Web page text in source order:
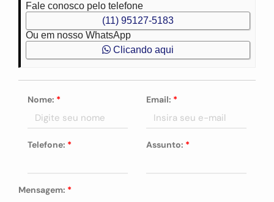
Fale conosco pelo telefone
(11) 95127-5183
Ou em nosso WhatsApp
Clicando aqui
Nome: * Email: *
Telefone: * Assunto: *
Mensagem: *